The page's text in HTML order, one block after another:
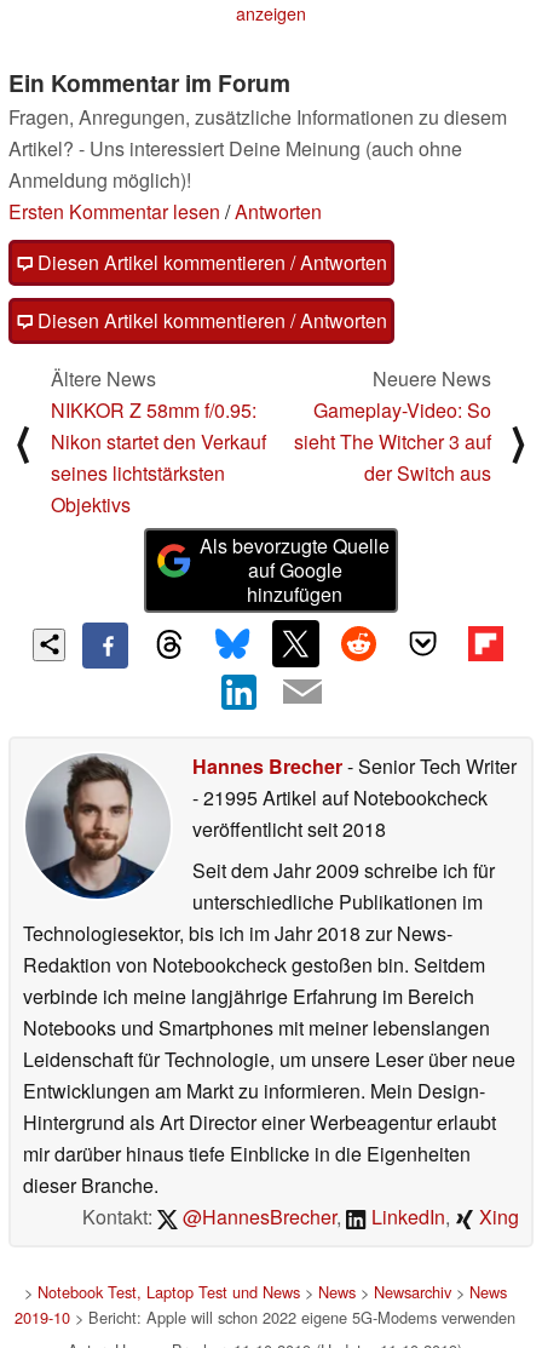
anzeigen
Ein Kommentar im Forum
Fragen, Anregungen, zusätzliche Informationen zu diesem
Artikel? - Uns interessiert Deine Meinung (auch ohne
Anmeldung möglich)!
Ersten Kommentar lesen /Antworten
Diesen Artikel kommentieren / Antworten
Diesen Artikel kommentieren / Antworten
⟨
Ältere News
NIKKOR Z 58mm f/0.95:
Nikon startet den Verkauf
seines lichtstärksten
Objektivs
Neuere News
Gameplay-Video: So
sieht The Witcher 3 auf
der Switch aus
⟩
Als bevorzugte Quelle
auf Google
hinzufügen
Hannes Brecher- Senior Tech Writer
- 21995 Artikel auf Notebookcheck
veröffentlichtseit 2018
Seit dem Jahr 2009 schreibe ich für
unterschiedliche Publikationen im
Technologiesektor, bis ich im Jahr 2018 zur News-
Redaktion von Notebookcheck gestoßen bin. Seitdem
verbinde ich meine langjährige Erfahrung im Bereich
Notebooks und Smartphones mit meiner lebenslangen
Leidenschaft für Technologie, um unsere Leser über neue
Entwicklungen am Markt zu informieren. Mein Design-
Hintergrund als Art Director einer Werbeagentur erlaubt
mir darüber hinaus tiefe Einblicke in die Eigenheiten
dieser Branche.
Kontakt:
@HannesBrecher, LinkedIn, Xing
> Notebook Test, Laptop Test und News> News> Newsarchiv> News
2019-10 > Bericht: Apple will schon 2022 eigene 5G-Modems verwenden